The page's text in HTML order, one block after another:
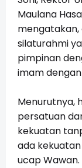
Maulana
mengatakan,
silaturahmi
pimpinan
imam
Menurutnya,
persatuan
kekuatan
ada
ucap Wawan.